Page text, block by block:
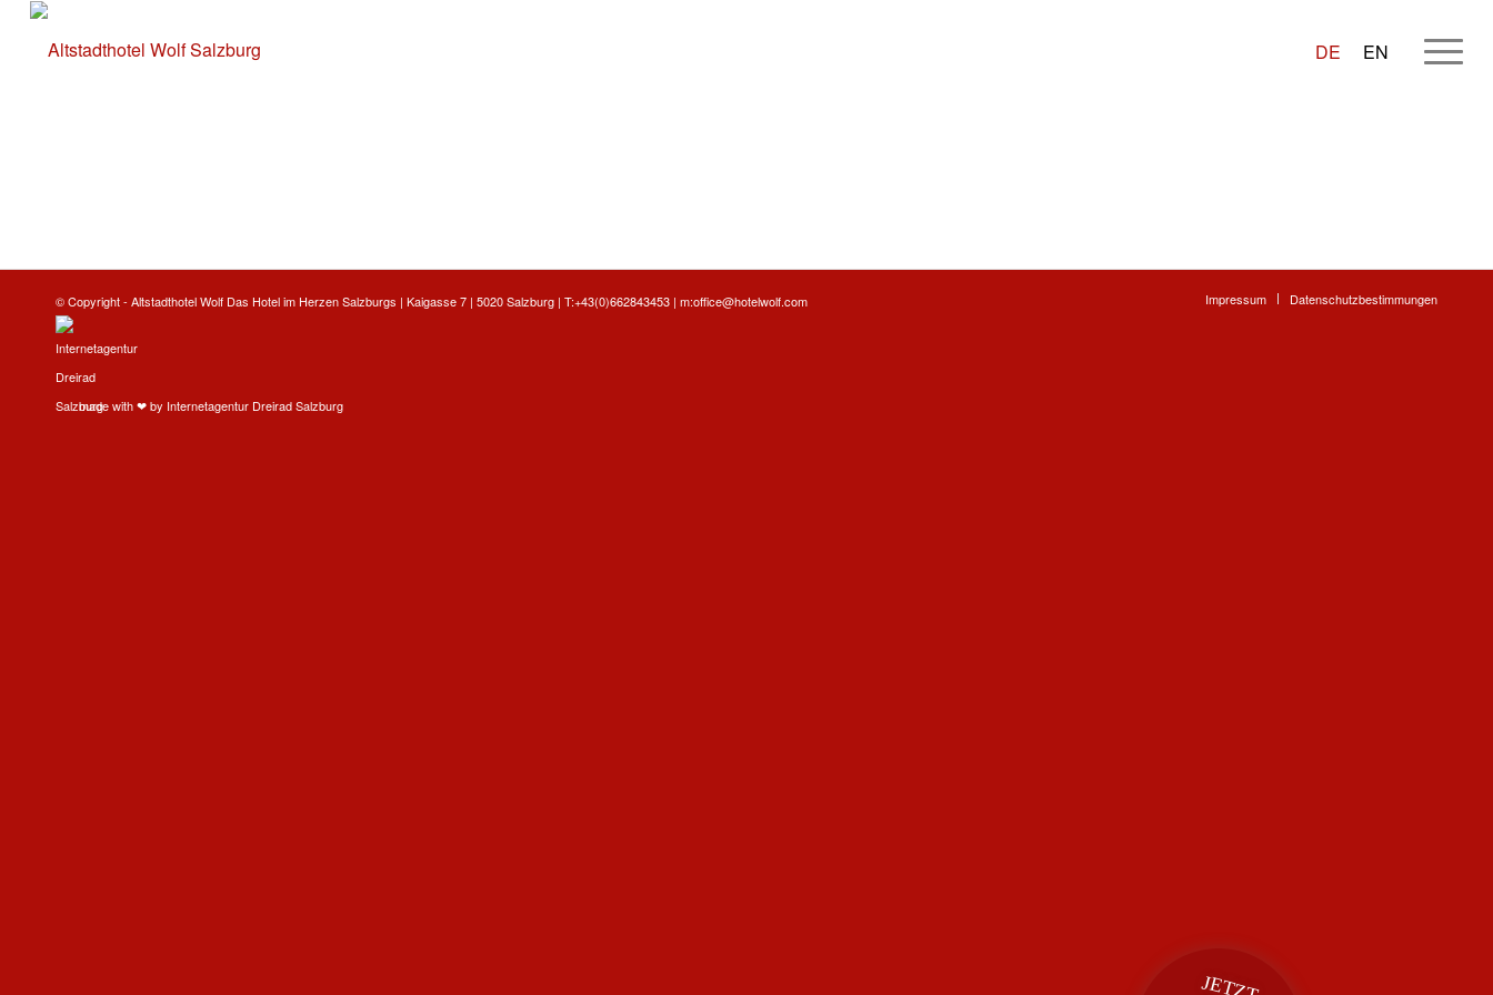
DE EN
© Copyright - Altstadthotel Wolf Das Hotel im Herzen Salzburgs | Kaigasse 7 | 5020 Salzburg | T:+43(0)662843453 | m:office@hotelwolf.com
made with ❤ by Internetagentur Dreirad Salzburg
Impressum Datenschutzbestimmungen